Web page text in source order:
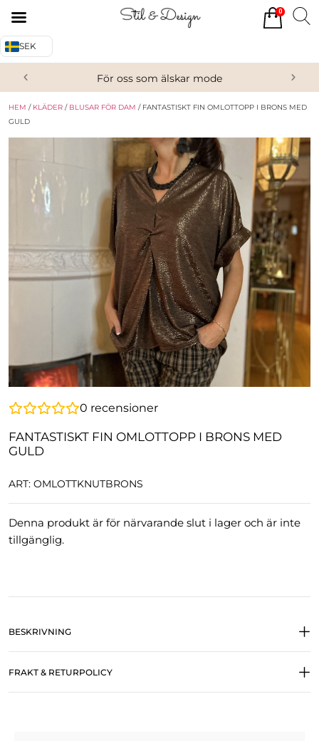
SEK
För oss som älskar mode
HEM / KLÄDER / BLUSAR FÖR DAM / FANTASTISKT FIN OMLOTTOPP I BRONS MED
GULD
0 recensioner
FANTASTISKT FIN OMLOTTOPP I BRONS MED
GULD
ART: OMLOTTKNUTBRONS
Denna produkt är för närvarande slut i lager och är inte
tillgänglig.
BESKRIVNING
FRAKT & RETURPOLICY
0
Alla produkter
Skor/Stövlar
Om oss